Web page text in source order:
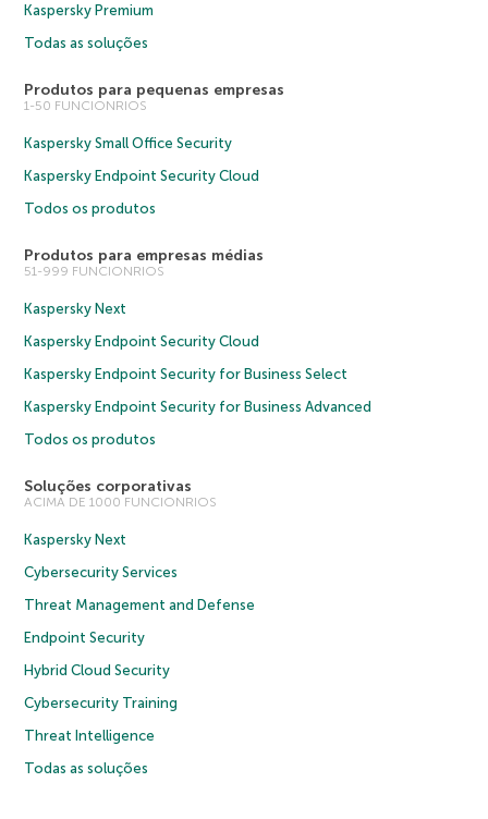
Kaspersky Premium
Todas as soluções
Produtos para pequenas empresas
1-50 FUNCIONRIOS
Kaspersky Small Office Security
Kaspersky Endpoint Security Cloud
Todos os produtos
Produtos para empresas médias
51-999 FUNCIONRIOS
Kaspersky Next
Kaspersky Endpoint Security Cloud
Kaspersky Endpoint Security for Business Select
Kaspersky Endpoint Security for Business Advanced
Todos os produtos
Soluções corporativas
ACIMA DE 1000 FUNCIONRIOS
Kaspersky Next
Cybersecurity Services
Threat Management and Defense
Endpoint Security
Hybrid Cloud Security
Cybersecurity Training
Threat Intelligence
Todas as soluções